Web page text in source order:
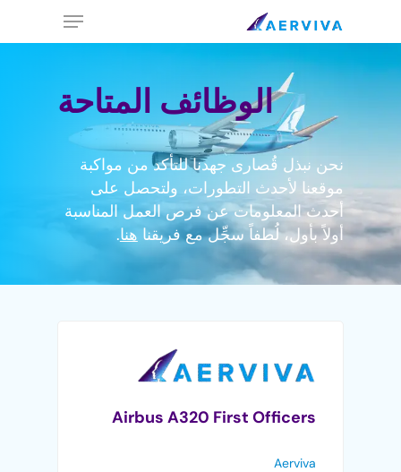
content
Menu
الوظائف المتاحة
نحن نبذل قُصارى جهدنا للتأكد من مواكبة
موقعنا لأحدث التطورات، ولتحصل على
أحدث المعلومات عن فرص العمل المناسبة
أولاً بأول، لُطفاً سجِّل مع فريقنا هنا.
Airbus A320 First Officers
Aerviva